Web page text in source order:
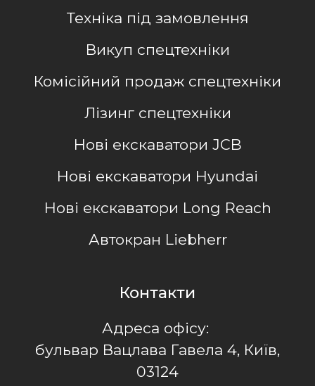
Техніка під замовлення
Викуп спецтехніки
Комісійний продаж спецтехніки
Лізинг спецтехніки
Нові екскаватори JCB
Нові екскаватори Hyundai
Нові екскаватори Long Reach
Автокран Liebherr
Контакти
Адреса офісу:
бульвар Вацлава Гавела 4, Київ,
03124